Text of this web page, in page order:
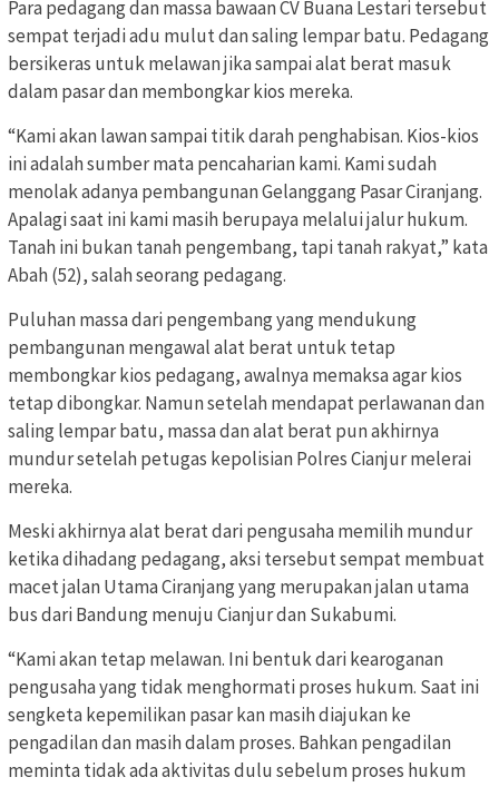
Para pedagang dan massa bawaan CV Buana Lestari tersebut
sempat terjadi adu mulut dan saling lempar batu. Pedagang
bersikeras untuk melawan jika sampai alat berat masuk
dalam pasar dan membongkar kios mereka.
“Kami akan lawan sampai titik darah penghabisan. Kios-kios
ini adalah sumber mata pencaharian kami. Kami sudah
menolak adanya pembangunan Gelanggang Pasar Ciranjang.
Apalagi saat ini kami masih berupaya melalui jalur hukum.
Tanah ini bukan tanah pengembang, tapi tanah rakyat,” kata
Abah (52), salah seorang pedagang.
Puluhan massa dari pengembang yang mendukung
pembangunan mengawal alat berat untuk tetap
membongkar kios pedagang, awalnya memaksa agar kios
tetap dibongkar. Namun setelah mendapat perlawanan dan
saling lempar batu, massa dan alat berat pun akhirnya
mundur setelah petugas kepolisian Polres Cianjur melerai
mereka.
Meski akhirnya alat berat dari pengusaha memilih mundur
ketika dihadang pedagang, aksi tersebut sempat membuat
macet jalan Utama Ciranjang yang merupakan jalan utama
bus dari Bandung menuju Cianjur dan Sukabumi.
“Kami akan tetap melawan. Ini bentuk dari kearoganan
pengusaha yang tidak menghormati proses hukum. Saat ini
sengketa kepemilikan pasar kan masih diajukan ke
pengadilan dan masih dalam proses. Bahkan pengadilan
meminta tidak ada aktivitas dulu sebelum proses hukum